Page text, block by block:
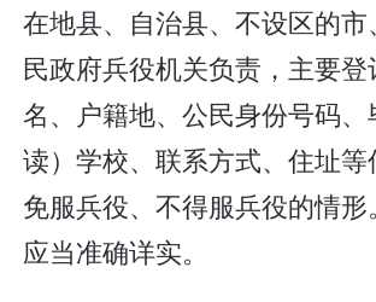
在地县、自治县、不设区的市
民政府兵役机关负责，主要
名、户籍地、公民身份号码
读）学校、联系方式、住址等
免服兵役、不得服兵役的情形
应当准确详实。